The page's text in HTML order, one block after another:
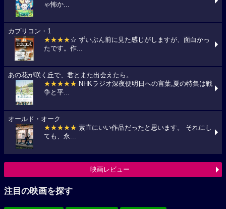
ゃ怖か...
カプリコン・1
★★★★☆ ずいぶん前に見た感じがしますが、面白かっ
たです。作...
あの花が咲く丘で、君とまた出会えたら。
★★★★★ NHKラジオ深夜便明日への言葉,夏の特集は戦
争と平...
オールド・オーク
★★★★★ 素直にいい作品だったと思います。 それにし
ても、永...
映画レビュー
注目の映画を探す